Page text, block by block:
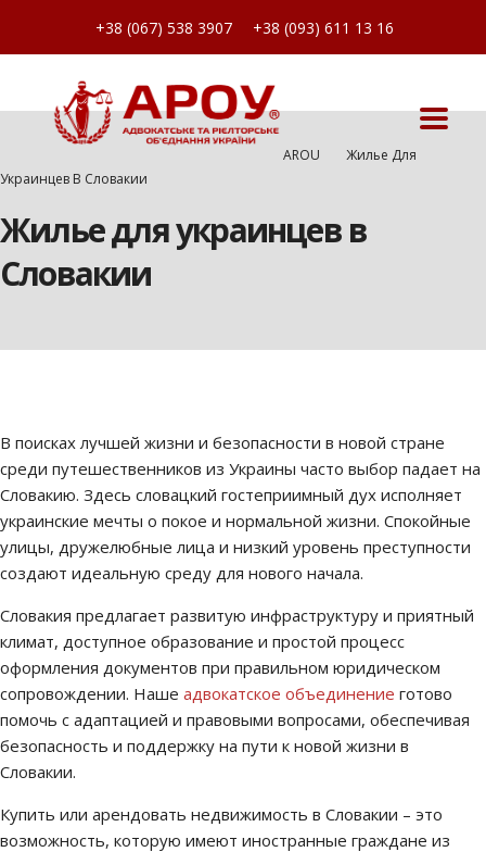
+38 (067) 538 3907 +38 (093) 611 13 16
AROU
Жилье Для
Украинцев В Словакии
Жилье для украинцев в
Словакии
В поисках лучшей жизни и безопасности в новой стране
среди путешественников из Украины часто выбор падает на
Словакию. Здесь словацкий гостеприимный дух исполняет
украинские мечты о покое и нормальной жизни. Спокойные
улицы, дружелюбные лица и низкий уровень преступности
создают идеальную среду для нового начала.
Словакия предлагает развитую инфраструктуру и приятный
климат, доступное образование и простой процесс
оформления документов при правильном юридическом
сопровождении. Наше адвокатское объединение готово
помочь с адаптацией и правовыми вопросами, обеспечивая
безопасность и поддержку на пути к новой жизни в
Словакии.
Купить или арендовать недвижимость в Словакии – это
возможность, которую имеют иностранные граждане из